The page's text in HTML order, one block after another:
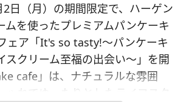
日（月）の期間限定で、ハーゲン
ムを使ったプレミアムパンケーキ
ェア「It's so tasty!～パンケーキ
スクリーム至福の出会い～」を開
cafe」は、ナチュラルな雰囲
ゃれでゆったりとしたライフスタ